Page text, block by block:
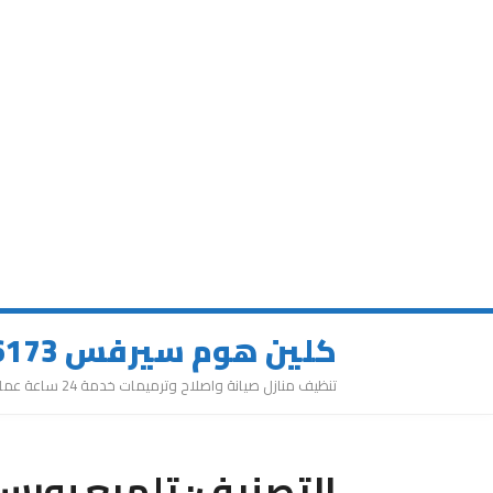
كلين هوم سيرفس 0543626173
تنظيف منازل صيانة واصلاح وترميمات خدمة 24 ساعة عمالة مميزة